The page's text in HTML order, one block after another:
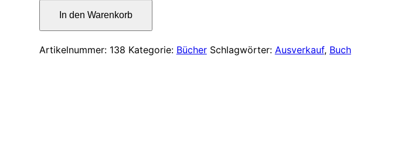
12,00 €
Ende
einer
Epoche
In den Warenkorb
Artikelnummer: 138 Kategorie: Bücher Schlagwörter: Ausverkauf, Buch